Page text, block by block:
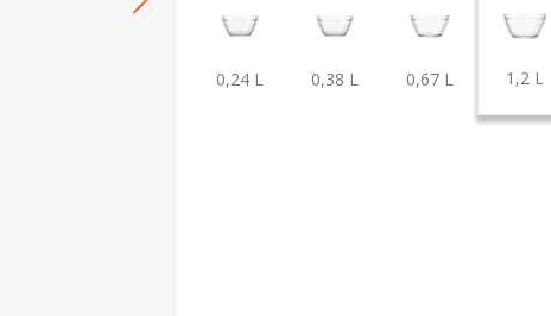
0,24 L 0,38 L 0,67 L 1,2 L